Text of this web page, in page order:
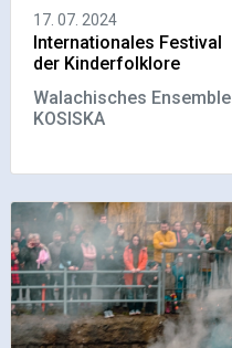
17. 07. 2024
Internationales Festival
der Kinderfolklore
Walachisches Ensemble
KOSISKA